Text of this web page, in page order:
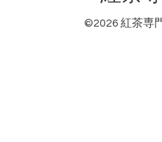
©2026 紅茶専